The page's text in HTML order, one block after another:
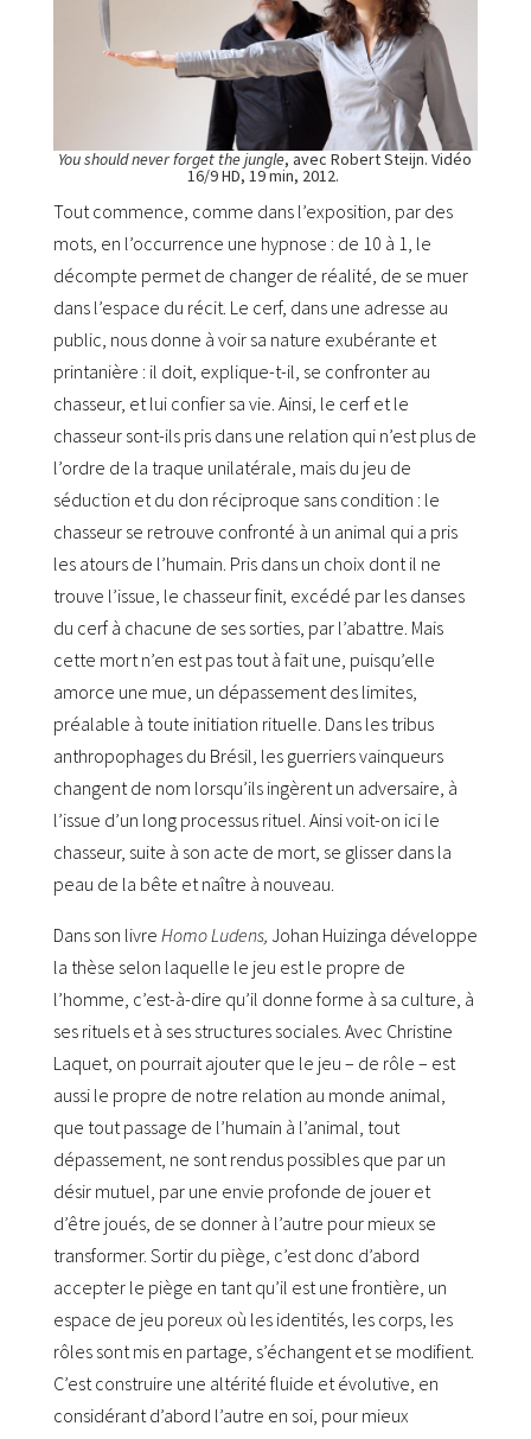
You should never forget the jungle, avec Robert Steijn. Vidéo
16/9 HD, 19 min, 2012.
Tout commence, comme dans l’exposition, par des
mots, en l’occurrence une hypnose : de 10 à 1, le
décompte permet de changer de réalité, de se muer
dans l’espace du récit. Le cerf, dans une adresse au
public, nous donne à voir sa nature exubérante et
printanière : il doit, explique-t-il, se confronter au
chasseur, et lui confier sa vie. Ainsi, le cerf et le
chasseur sont-ils pris dans une relation qui n’est plus de
l’ordre de la traque unilatérale, mais du jeu de
séduction et du don réciproque sans condition : le
chasseur se retrouve confronté à un animal qui a pris
les atours de l’humain. Pris dans un choix dont il ne
trouve l’issue, le chasseur finit, excédé par les danses
du cerf à chacune de ses sorties, par l’abattre. Mais
cette mort n’en est pas tout à fait une, puisqu’elle
amorce une mue, un dépassement des limites,
préalable à toute initiation rituelle. Dans les tribus
anthropophages du Brésil, les guerriers vainqueurs
changent de nom lorsqu’ils ingèrent un adversaire, à
l’issue d’un long processus rituel. Ainsi voit-on ici le
chasseur, suite à son acte de mort, se glisser dans la
peau de la bête et naître à nouveau.
Dans son livre Homo Ludens, Johan Huizinga développe
la thèse selon laquelle le jeu est le propre de
l’homme, c’est-à-dire qu’il donne forme à sa culture, à
ses rituels et à ses structures sociales. Avec Christine
Laquet, on pourrait ajouter que le jeu – de rôle – est
aussi le propre de notre relation au monde animal,
que tout passage de l’humain à l’animal, tout
dépassement, ne sont rendus possibles que par un
désir mutuel, par une envie profonde de jouer et
d’être joués, de se donner à l’autre pour mieux se
transformer. Sortir du piège, c’est donc d’abord
accepter le piège en tant qu’il est une frontière, un
espace de jeu poreux où les identités, les corps, les
rôles sont mis en partage, s’échangent et se modifient.
C’est construire une altérité fluide et évolutive, en
considérant d’abord l’autre en soi, pour mieux